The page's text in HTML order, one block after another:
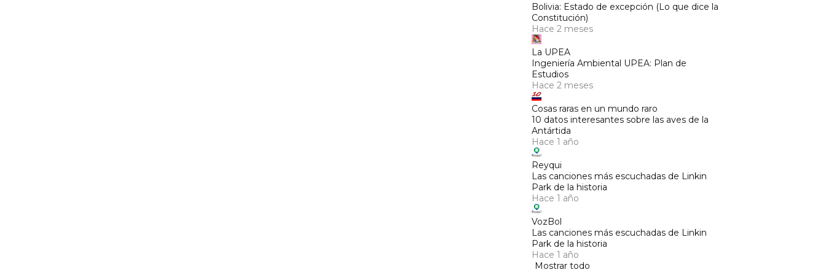
Bolivia: Estado de excepción (Lo que dice la
Constitución)
Hace 2 meses
La UPEA
Ingeniería Ambiental UPEA: Plan de
Estudios
Hace 2 meses
Cosas raras en un mundo raro
10 datos interesantes sobre las aves de la
Antártida
Hace 1 año
Reyqui
Las canciones más escuchadas de Linkin
Park de la historia
Hace 1 año
VozBol
Las canciones más escuchadas de Linkin
Park de la historia
Hace 1 año
Mostrar todo